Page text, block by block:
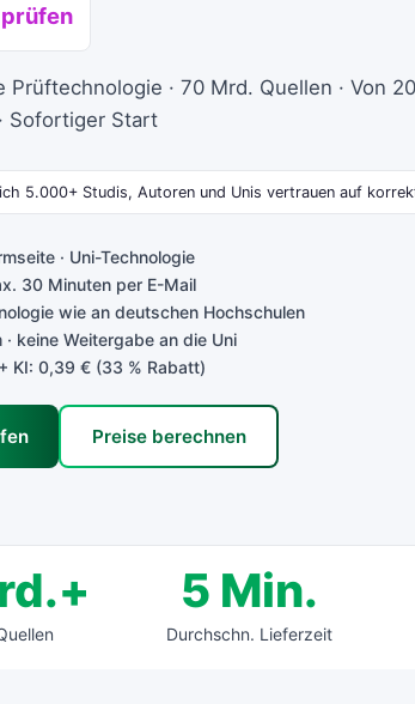
Prüftechnologie · 70 Mrd. Quellen · Von
Sofortiger Start
5.000+ Studis, Autoren und Unis vertrauen auf
· Uni-Technologie
30 Minuten per E-Mail
wie an deutschen Hochschulen
· keine Weitergabe an die Uni
KI: 0,39 € (33 % Rabatt)
Preise berechnen
5 Min.
Durchschn. Lieferzeit